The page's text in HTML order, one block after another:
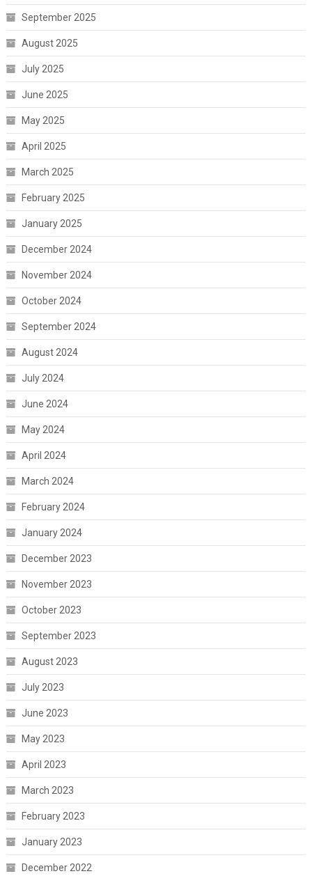
September 2025
August 2025
July 2025
June 2025
May 2025
April 2025
March 2025
February 2025
January 2025
December 2024
November 2024
October 2024
September 2024
August 2024
July 2024
June 2024
May 2024
April 2024
March 2024
February 2024
January 2024
December 2023
November 2023
October 2023
September 2023
August 2023
July 2023
June 2023
May 2023
April 2023
March 2023
February 2023
January 2023
December 2022